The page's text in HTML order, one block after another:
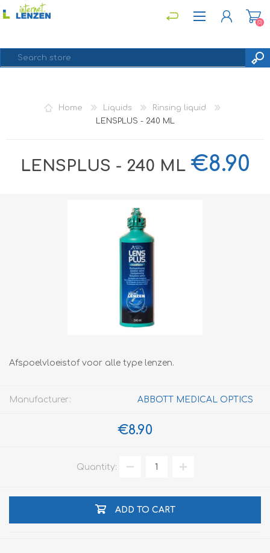
LOG IN
(0)
Home Liquids
Rinsing liquid
LENSPLUS - 240 ML
LENSPLUS - 240 ML €8.90
Afspoelvloeistof voor alle type lenzen.
Manufacturer: ABBOTT MEDICAL OPTICS
€8.90
Quantity:
ADD TO CART